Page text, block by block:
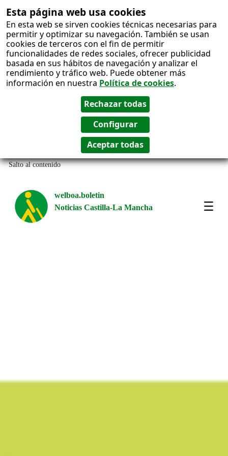
Esta página web usa cookies
En esta web se sirven cookies técnicas necesarias para
permitir y optimizar su navegación. También se usan
cookies de terceros con el fin de permitir
funcionalidades de redes sociales, ofrecer publicidad
basada en sus hábitos de navegación y analizar el
rendimiento y tráfico web. Puede obtener más
información en nuestra Política de cookies.
Salto al contenido
welboa.boletin
Noticias Castilla-La Mancha